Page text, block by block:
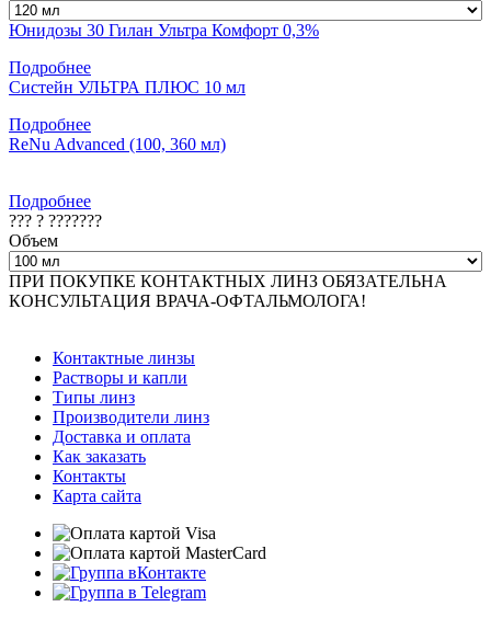
Юнидозы 30 Гилан Ультра Комфорт 0,3%
Подробнее
Систейн УЛЬТРА ПЛЮС 10 мл
Подробнее
ReNu Advanced (100, 360 мл)
Подробнее
??? ? ???????
Объем
ПРИ ПОКУПКЕ КОНТАКТНЫХ ЛИНЗ ОБЯЗАТЕЛЬНА
КОНСУЛЬТАЦИЯ ВРАЧА-ОФТАЛЬМОЛОГА!
Контактные линзы
Растворы и капли
Типы линз
Производители линз
Доставка и оплата
Как заказать
Контакты
Карта сайта